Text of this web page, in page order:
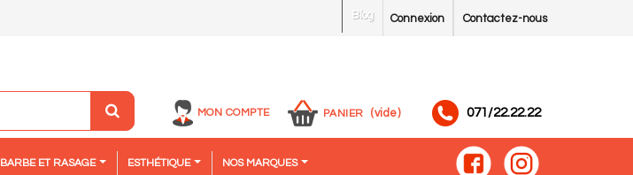
Contactez-nous
Connexion
Blog
MON COMPTE PANIER (vide) 071/22.22.22
BARBE ET RASAGE ESTHÉTIQUE NOS MARQUES